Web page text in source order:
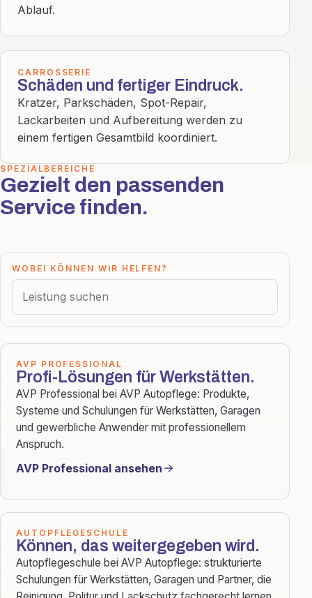
Ablauf.
CARROSSERIE
Schäden und fertiger Eindruck.
Kratzer, Parkschäden, Spot-Repair,
Lackarbeiten und Aufbereitung werden zu
einem fertigen Gesamtbild koordiniert.
SPEZIALBEREICHE
Gezielt den passenden
Service finden.
WOBEI KÖNNEN WIR HELFEN?
AVP PROFESSIONAL
Profi-Lösungen für Werkstätten.
AVP Professional bei AVP Autopflege: Produkte,
Systeme und Schulungen für Werkstätten, Garagen
und gewerbliche Anwender mit professionellem
Anspruch.
AVP Professional ansehen
AUTOPFLEGESCHULE
Können, das weitergegeben wird.
Autopflegeschule bei AVP Autopflege: strukturierte
Schulungen für Werkstätten, Garagen und Partner, die